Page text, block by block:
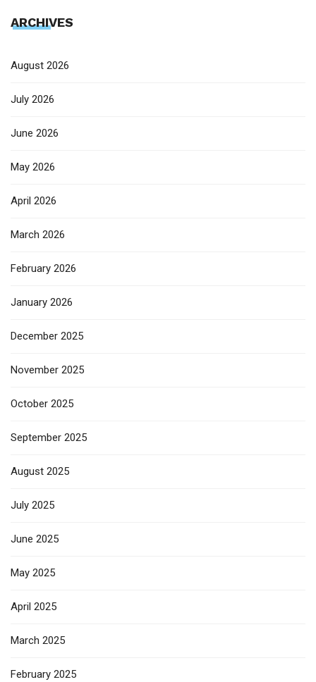
ARCHIVES
August 2026
July 2026
June 2026
May 2026
April 2026
March 2026
February 2026
January 2026
December 2025
November 2025
October 2025
September 2025
August 2025
July 2025
June 2025
May 2025
April 2025
March 2025
February 2025